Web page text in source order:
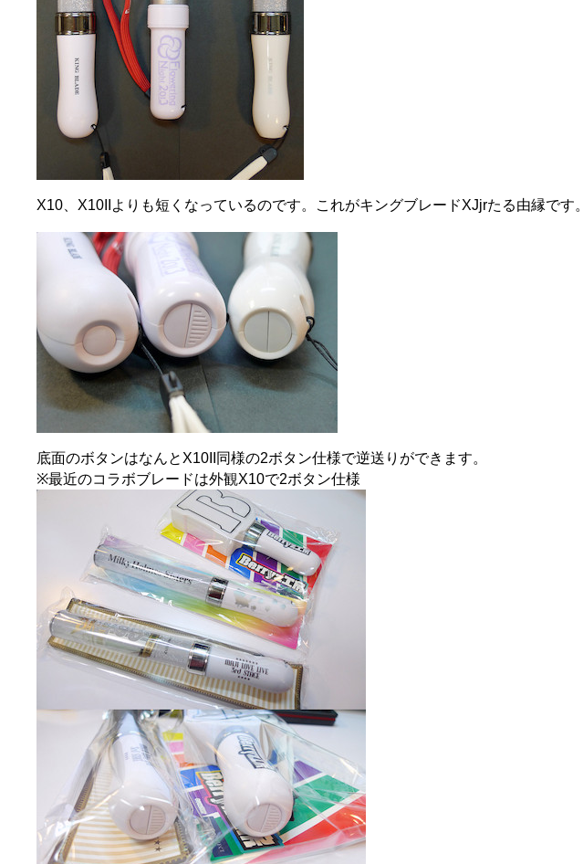
X10、X10IIよりも短くなっているのです。これがキングブレードXJjrたる由縁です。
底面のボタンはなんとX10II同様の2ボタン仕様で逆送りができます。
※最近のコラボブレードは外観X10で2ボタン仕様